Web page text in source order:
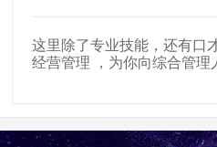
这里除了专业技能，还有口
经营管理 ，为你向综合管理